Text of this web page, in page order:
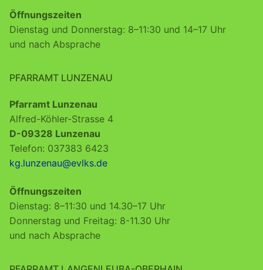
Öffnungszeiten
Dienstag und Donnerstag: 8–11:30 und 14–17 Uhr
und nach Absprache
PFARRAMT LUNZENAU
Pfarramt Lunzenau
Alfred-Köhler-Strasse 4
D-09328 Lunzenau
Telefon: 037383 6423
kg.lunzenau@evlks.de
Öffnungszeiten
Dienstag: 8–11:30 und 14.30–17 Uhr
Donnerstag und Freitag: 8-11.30 Uhr
und nach Absprache